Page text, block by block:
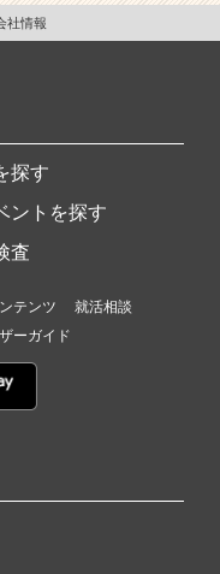
社情報
探す
ントを探す
査
テンツ
就活相談
ーガイド